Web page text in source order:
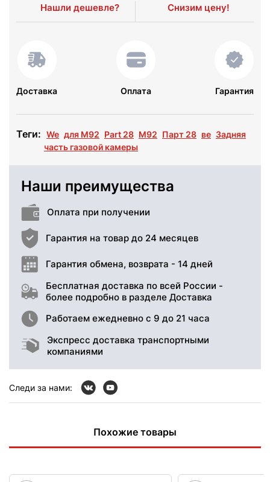
Нашли дешевле? Снизим цену!
Доставка Оплата Гарантия
Теги: We для M92 Part 28 М92 Парт 28 ве Задняя
часть газовой камеры
Наши преимущества
Оплата при получении
Гарантия на товар до 24 месяцев
Гарантия обмена, возврата - 14 дней
Бесплатная доставка по всей России -
более подробно в разделе Доставка
Работаем ежедневно с 9 до 21 часа
Экспресс доставка транспортными
компаниями
Следи за нами:
Похожие товары